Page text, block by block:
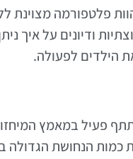
פלטפורמה מצוינת
ודיונים על איך
הילדים לפעולה.
פעיל במאמץ
הנחושת הגדולה